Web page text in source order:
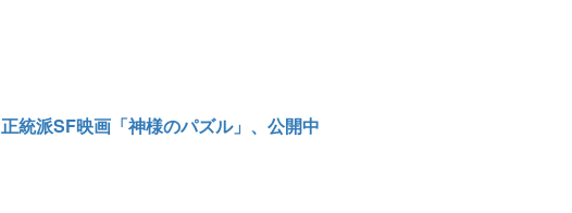
正統派SF映画「神様のパズル」、公開中